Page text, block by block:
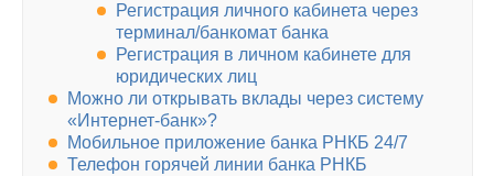
Регистрация личного кабинета через
терминал/банкомат банка
Регистрация в личном кабинете для
юридических лиц
Можно ли открывать вклады через систему
«Интернет-банк»?
Мобильное приложение банка РНКБ 24/7
Телефон горячей линии банка РНКБ